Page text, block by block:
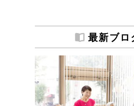
最新ブロ